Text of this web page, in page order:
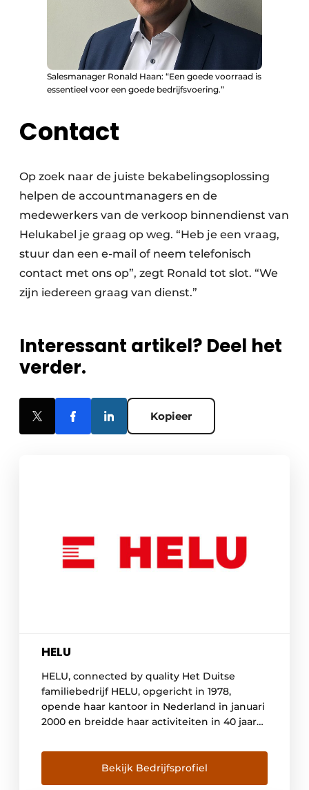
Salesmanager Ronald Haan: “Een goede voorraad is
essentieel voor een goede bedrijfsvoering.”
Contact
Op zoek naar de juiste bekabelingsoplossing
helpen de accountmanagers en de
medewerkers van de verkoop binnendienst van
Helukabel je graag op weg. “Heb je een vraag,
stuur dan een e-mail of neem telefonisch
contact met ons op”, zegt Ronald tot slot. “We
zijn iedereen graag van dienst.”
Interessant artikel? Deel het
verder.
Kopieer
HELU
HELU, connected by quality Het Duitse
familiebedrijf HELU, opgericht in 1978,
opende haar kantoor in Nederland in januari
2000 en breidde haar activiteiten in 40 jaar
de overname van KABELMAT en ROBOTEC
SYSTEMS werd HELU één van de
belangrijkste producenten op kabelgebied,
Bekijk Bedrijfsprofiel